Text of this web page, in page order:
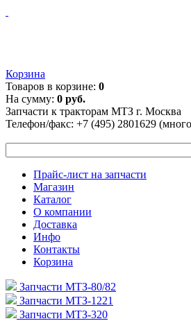
Корзина
Товаров в корзине: 0
На сумму: 0 руб.
Запчасти к тракторам МТЗ г. Москва
Телефон/факс: +7 (495) 2801629
Прайс-лист на запчасти
Магазин
Каталог
О компании
Доставка
Инфо
Контакты
Корзина
Запчасти МТЗ-80/82
Запчасти МТЗ-1221
Запчасти МТЗ-320